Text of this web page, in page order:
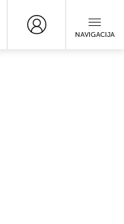
NAVIGACIJA